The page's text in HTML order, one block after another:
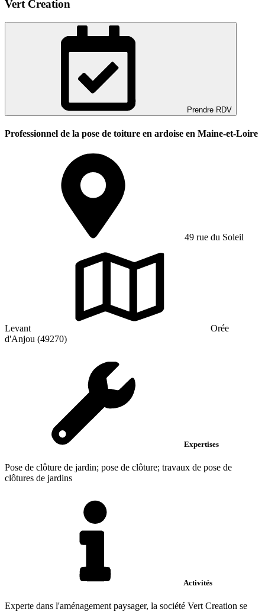
Vert Creation
Prendre RDV
Professionnel de la pose de toiture en ardoise en Maine-et-Loire
49 rue du Soleil
Levant
Orée
d'Anjou (49270)
Expertises
Pose de clôture de jardin; pose de clôture; travaux de pose de
clôtures de jardins
Activités
Experte dans l'aménagement paysager, la société Vert Creation se